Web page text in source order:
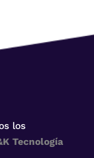
los
Tecnología